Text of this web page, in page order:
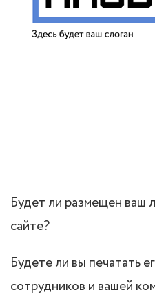
Будет ли размещен ваш
сайте?
Будете ли вы печатать
сотрудников и вашей